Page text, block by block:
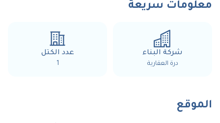
معلومات سريعة
شركة البناء
درة العقارية
عدد الكتل
1
الموقع